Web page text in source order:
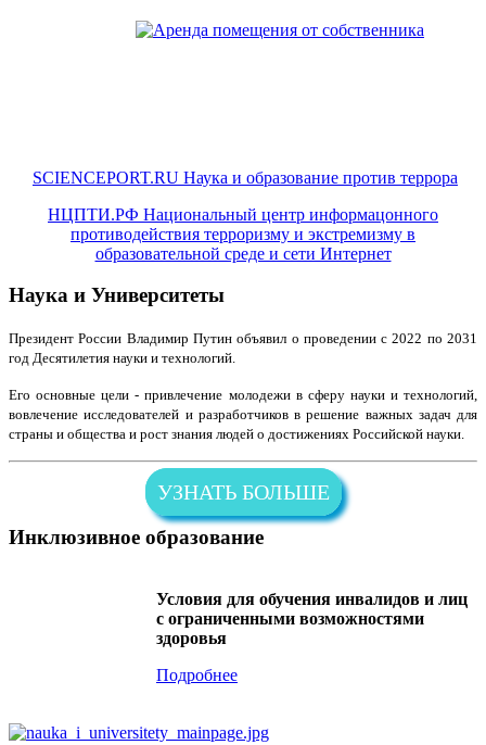
SCIENCEPORT.RU Наука и образование против террора
НЦПТИ.РФ Национальный центр информацонного
противодействия терроризму и экстремизму в
образовательной среде и сети Интернет
Наука и Университеты
Президент России Владимир Путин объявил о проведении с 2022 по 2031
год Десятилетия науки и технологий.
Его основные цели - привлечение молодежи в сферу науки и технологий,
вовлечение исследователей и разработчиков в решение важных задач для
страны и общества и рост знания людей о достижениях Российской науки.
УЗНАТЬ БОЛЬШЕ
Инклюзивное образование
Условия для обучения инвалидов и лиц
с ограниченными возможностями
здоровья
Подробнее